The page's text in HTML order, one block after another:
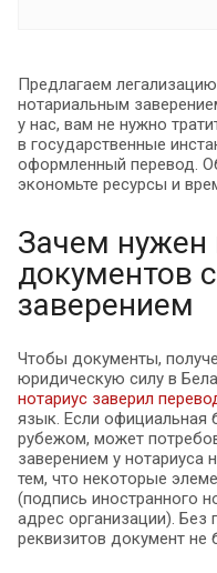
Предлагаем
нотариальным
у нас, вам не нужно
в государственные
оформленный перевод.
экономьте ресурсы и
Зачем нужен
документов
заверением
Чтобы документы,
юридическую силу в
нотариус заверил
язык. Если официальная
рубежом, может
заверением у нотариуса
тем, что некоторые
(подпись иностранного
адрес организации). Без
реквизитов документ не